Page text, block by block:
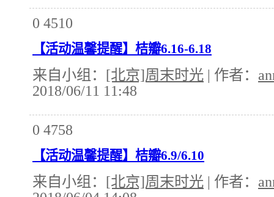
0 4510
【活动温馨提醒】桔瓣6.16-6.18
来自小组： [北京]周末时光 | 作者：
2018/06/11 11:48
0 4758
【活动温馨提醒】桔瓣6.9/6.10
来自小组： [北京]周末时光 | 作者：